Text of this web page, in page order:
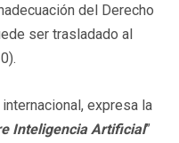
del Derecho
ser trasladado al
expresa la
Inteligencia Artificial”